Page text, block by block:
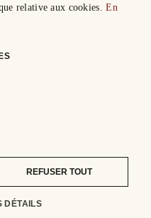
relative aux cookies.En
REFUSER TOUT
DÉTAILS